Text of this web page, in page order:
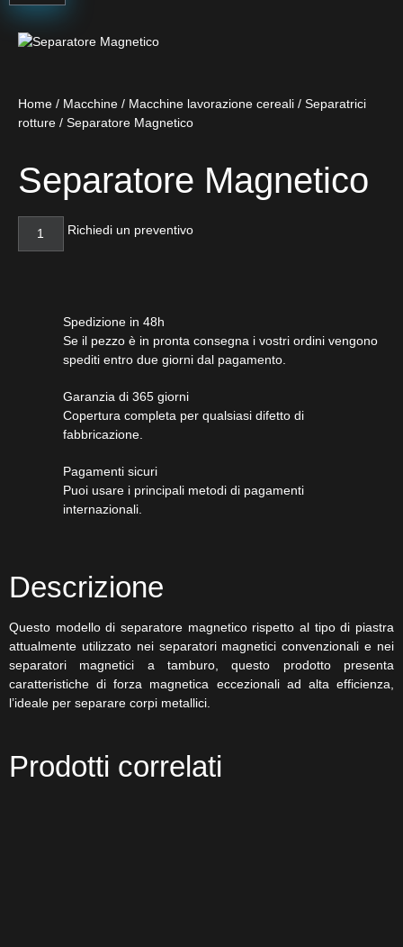
Home / Macchine / Macchine lavorazione cereali / Separatrici
rotture / Separatore Magnetico
Separatore Magnetico
Richiedi un preventivo
Spedizione in 48h
Se il pezzo è in pronta consegna i vostri ordini vengono
spediti entro due giorni dal pagamento.
Garanzia di 365 giorni
Copertura completa per qualsiasi difetto di
fabbricazione.
Pagamenti sicuri​
Puoi usare i principali metodi di pagamenti
internazionali.
Descrizione
Questo modello di separatore magnetico rispetto al tipo di piastra
attualmente utilizzato nei separatori magnetici convenzionali e nei
separatori magnetici a tamburo, questo prodotto presenta
caratteristiche di forza magnetica eccezionali ad alta efficienza,
l’ideale per separare corpi metallici.
Prodotti correlati